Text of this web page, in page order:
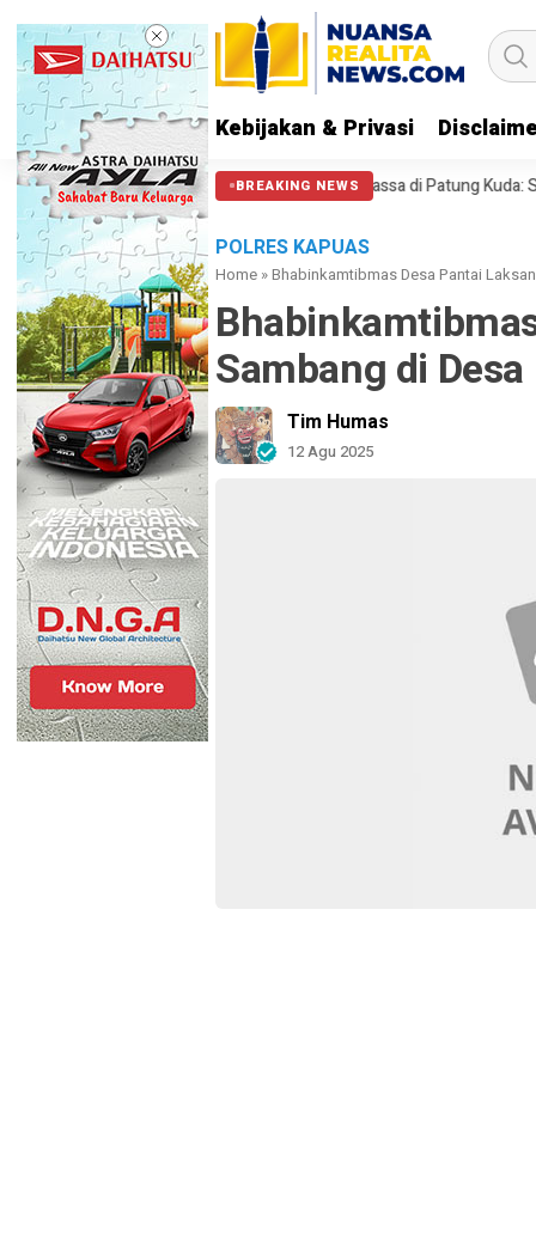
Kebijakan & Privasi
BREAKING NEWS
PA 212 soal Polisi Halangi Massa di Patung Kuda: Semoga Aparat
POLRES KAPUAS
Home »Bhabinkamtibmas Desa Pantai
Sambang di
Tim Humas
12 Agu 2025